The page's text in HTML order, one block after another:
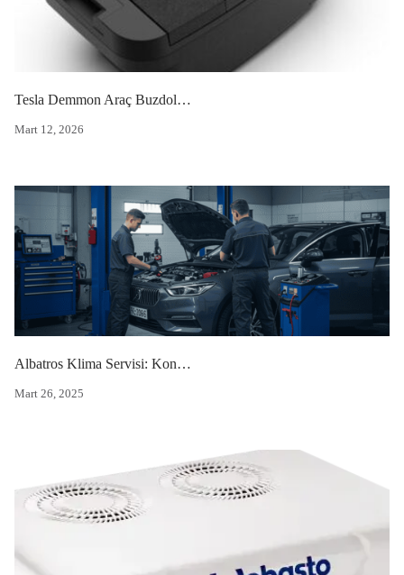
Mart 12, 2026
Tesla Demmon Araç Buzdolabı JNP35
Mart 26, 2025
Albatros Klima Servisi: Konforunuz İçin Güvenilir Çözüm